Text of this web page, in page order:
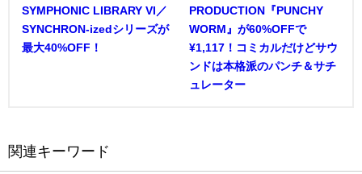
SYMPHONIC LIBRARY VI／
SYNCHRON-izedシリーズが
最大40%OFF！
PRODUCTION『PUNCHY
WORM』が60%OFFで
¥1,117！コミカルだけどサウ
ンドは本格派のパンチ＆サチ
ュレーター
関連キーワード